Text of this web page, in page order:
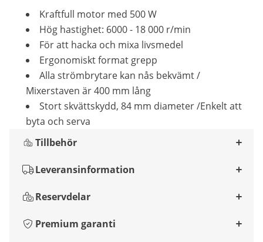
Kraftfull motor med 500 W
Hög hastighet: 6000 - 18 000 r/min
För att hacka och mixa livsmedel
Ergonomiskt format grepp
Alla strömbrytare kan nås bekvämt /
Mixerstaven är 400 mm lång
Stort skvättskydd, 84 mm diameter /Enkelt att
byta och serva
Tillbehör
Leveransinformation
Reservdelar
Premium garanti